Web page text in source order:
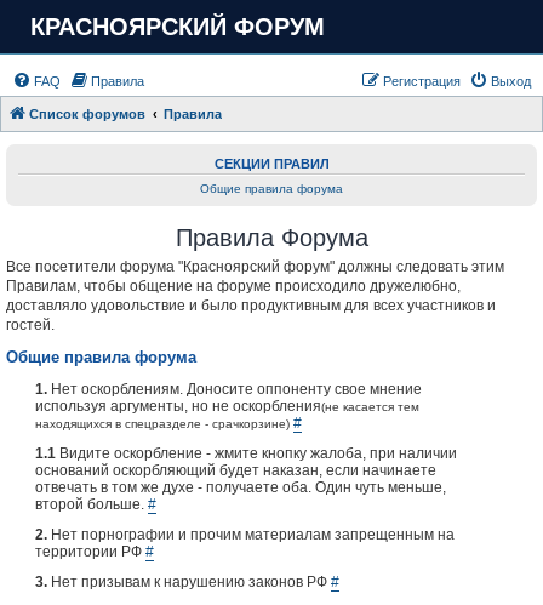
КРАСНОЯРСКИЙ ФОРУМ
FAQ Правила Выход
Регистрация
Список форумов Правила
СЕКЦИИ ПРАВИЛ
Общие правила форума
Правила Форума
Все посетители форума "Красноярский форум" должны следовать этим
Правилам, чтобы общение на форуме происходило дружелюбно,
доставляло удовольствие и было продуктивным для всех участников и
гостей.
Общие правила форума
1. Нет оскорблениям. Доносите оппоненту свое мнение
используя аргументы, но не оскорбления(не касается тем
находящихся в спецразделе - срачкорзине) #
1.1 Видите оскорбление - жмите кнопку жалоба, при наличии
оснований оскорбляющий будет наказан, если начинаете
отвечать в том же духе - получаете оба. Один чуть меньше,
второй больше. #
2. Нет порнографии и прочим материалам запрещенным на
территории РФ #
3. Нет призывам к нарушению законов РФ #